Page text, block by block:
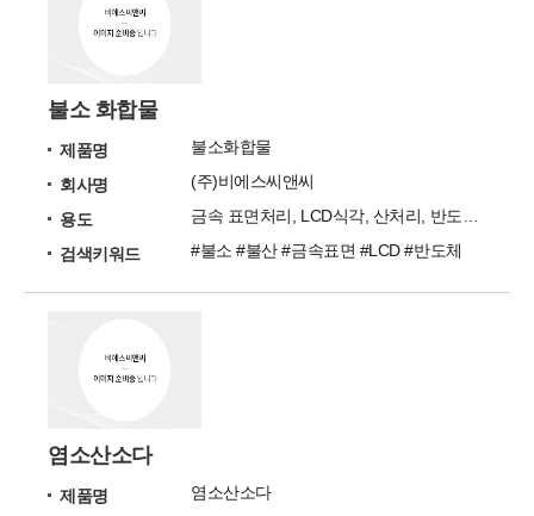
불소 화합물
제품명
불소화합물
회사명
(주)비에스씨앤씨
용도
검색키워드
#불소 #불산 #금속표면 #LCD #반도체
염소산소다
제품명
염소산소다